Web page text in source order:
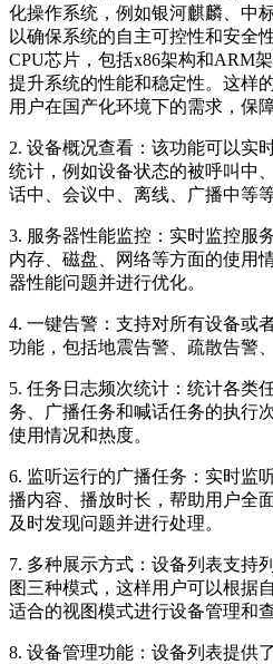
化操作系统，例如银河麒麟、中
以确保系统的自主可控性和安全
CPU芯片，包括x86架构和ARM
提升系统的性能和稳定性。这样
用户在国产化环境下的需求，保
2. 设备概况查看：该功能可以实
统计，例如设备状态的被呼叫中
话中、会议中、离线、广播中等等
3. 服务器性能监控：实时监控服
内存、磁盘、网络等方面的使用
器性能问题并进行优化。
4. 一键告警：支持对所有设备或
功能，包括地震告警、疏散告警
5. 任务日志频次统计：统计各类
务、广播任务和喊话任务的执行
使用情况和热度。
6. 监听运行的广播任务：实时监
播内容、播放时长，帮助用户全
及时发现问题并进行处理。
7. 多种展示方式：设备列表支持
图三种模式，这样用户可以根据
适合的视图模式进行设备管理和
8. 设备管理功能：设备列表提供